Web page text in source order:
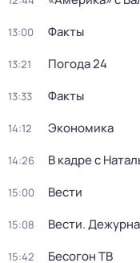
13:00 Факты
13:21 Погода 24
13:33 Факты
14:12 Экономика
14:26 В кадре с
15:00 Вести
15:08 Вести.
15:42 Бесогон ТВ